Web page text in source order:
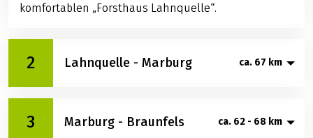
komfortablen „Forsthaus Lahnquelle“.
2 Lahnquelle - Marburg ca. 67 km
Lahnquelle aus rollen Sie durch waldreiche
3 Marburg - Braunfels ca. 62 - 68 km